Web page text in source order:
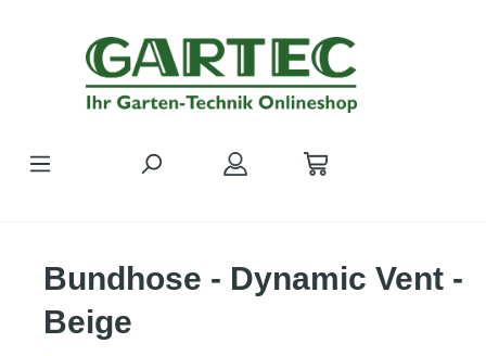
Bundhose - Dynamic Vent -
Beige